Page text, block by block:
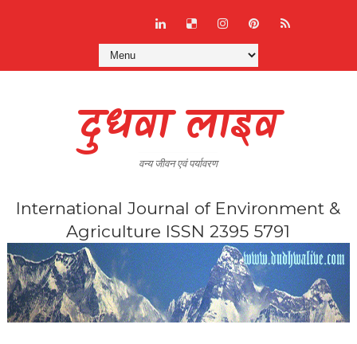
दुधवा लाइव
वन्य जीवन एवं पर्यावरण
International Journal of Environment &
Agriculture ISSN 2395 5791